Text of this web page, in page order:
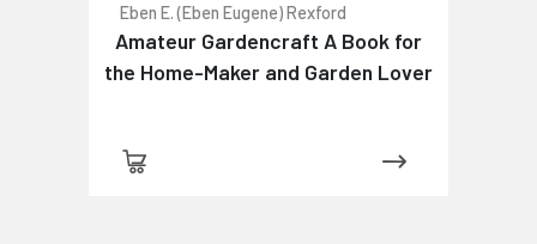
Eben E. (Eben Eugene) Rexford
Amateur Gardencraft A Book for
the Home-Maker and Garden Lover